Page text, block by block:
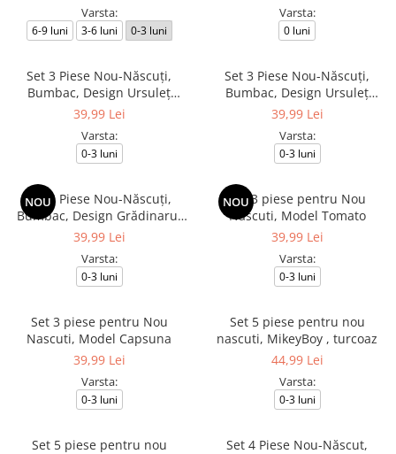
Varsta:
6-9 luni 3-6 luni 0-3 luni
Varsta:
0 luni
Set 3 Piese Nou-Născuți,
Bumbac, Design Ursuleț
Explorator
39,99 Lei
Varsta:
0-3 luni
Set 3 Piese Nou-Născuți,
Bumbac, Design Ursuleț
Explorator
39,99 Lei
Varsta:
0-3 luni
NOU
Set 3 Piese Nou-Născuți,
Bumbac, Design Grădinarul
Vesel și Cățeluși
39,99 Lei
Varsta:
0-3 luni
NOU
Set 3 piese pentru Nou
Nascuti, Model Tomato
39,99 Lei
Varsta:
0-3 luni
Set 3 piese pentru Nou
Nascuti, Model Capsuna
39,99 Lei
Varsta:
0-3 luni
Set 5 piese pentru nou
nascuti, MikeyBoy , turcoaz
44,99 Lei
Varsta:
0-3 luni
Set 5 piese pentru nou
Set 4 Piese Nou-Născut,